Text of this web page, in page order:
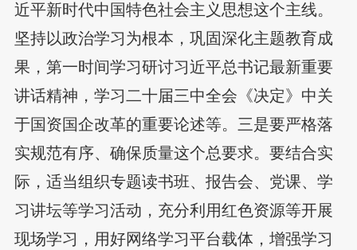
近平新时代中国特色社会主义思想这个主线。
坚持以政治学习为根本，巩固深化主题教育成
果，第一时间学习研讨习近平总书记最新重要
讲话精神，学习二十届三中全会《决定》中关
于国资国企改革的重要论述等。三是要严格落
实规范有序、确保质量这个总要求。要结合实
际，适当组织专题读书班、报告会、党课、学
习讲坛等学习活动，充分利用红色资源等开展
现场学习，用好网络学习平台载体，增强学习